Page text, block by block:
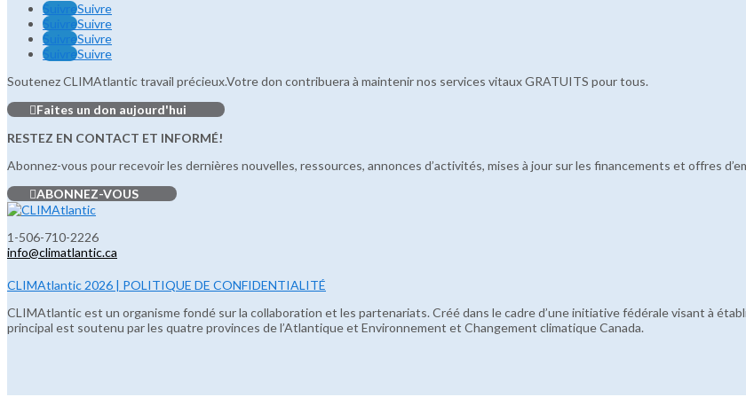
SuivreSuivre
SuivreSuivre
SuivreSuivre
SuivreSuivre
Soutenez CLIMAtlantic travail précieux.Votre don contribuera à maintenir nos services vitaux GRATUITS pour tous.
Faites un don aujourd'hui
RESTEZ EN CONTACT ET INFORMÉ!
Abonnez-vous pour recevoir les dernières nouvelles, ressources, annonces d’activités, mises à jour sur les financements et offres
ABONNEZ-VOUS
1-506-710-2226
info@climatlantic.ca
CLIMAtlantic 2026 | POLITIQUE DE CONFIDENTIALITÉ
CLIMAtlantic est un organisme fondé sur la collaboration et les partenariats. Créé dans le cadre d’une initiative fédérale visant à
principal est soutenu par les quatre provinces de l’Atlantique et Environnement et Changement climatique Canada.